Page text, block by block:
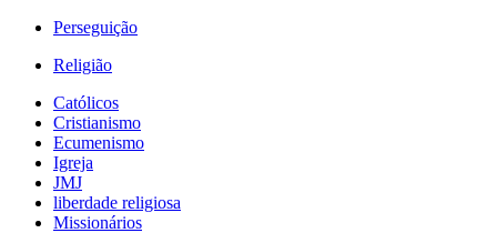
Perseguição
Religião
Católicos
Cristianismo
Ecumenismo
Igreja
JMJ
liberdade religiosa
Missionários